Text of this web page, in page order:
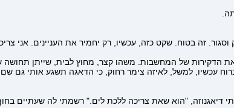
זה בטוח. שקט כזה, עכשיו, רק יחמיר את העניינים. אני
את הדקירות של המחשבות. משהו קצר, מחוץ לבית, שייתן
עכשיו, למשל, לאיזה צימר רחוק, כי הדאגה תשגע אותי גם
"הוא שאת צריכה ללכת לים." רשמתי לה שעתיים